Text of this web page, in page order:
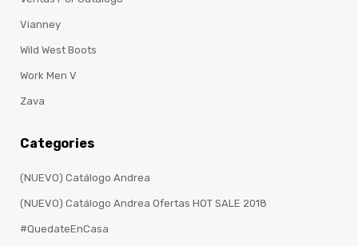
Vianney
Wild West Boots
Work Men V
Zava
Categories
(NUEVO) Catálogo Andrea
(NUEVO) Catálogo Andrea Ofertas HOT SALE 2018
#QuedateEnCasa